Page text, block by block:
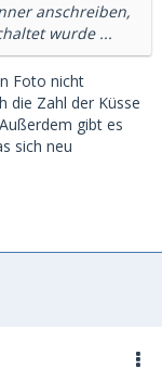
anschreiben,
wurde ...
Foto nicht
die Zahl der Küsse
gibt es
sich neu